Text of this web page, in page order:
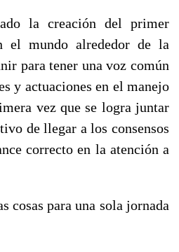
la creación del primer
el mundo alrededor de la
para tener una voz común
y actuaciones en el manejo
vez que se logra juntar
de llegar a los consensos
correcto en la atención a
cosas para una sola jornada